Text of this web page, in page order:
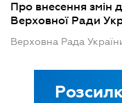
Про внесення змін
Верховної Ради
Верховна Рада